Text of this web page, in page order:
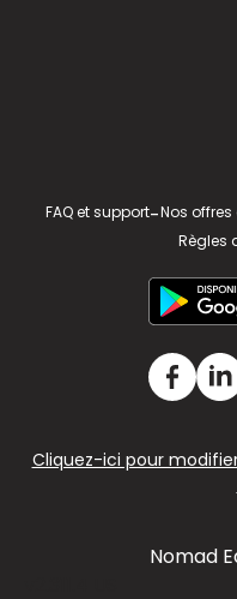
FAQ et support-Nos
Règles
Cliquez-ici pour
Nomad